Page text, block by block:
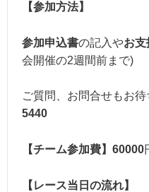
【参加方法】
参加申込書の記入やお支
会開催の2週間前まで)
ご質問、お問合せもお
5440
【チーム参加費】60000
【レース当日の流れ】